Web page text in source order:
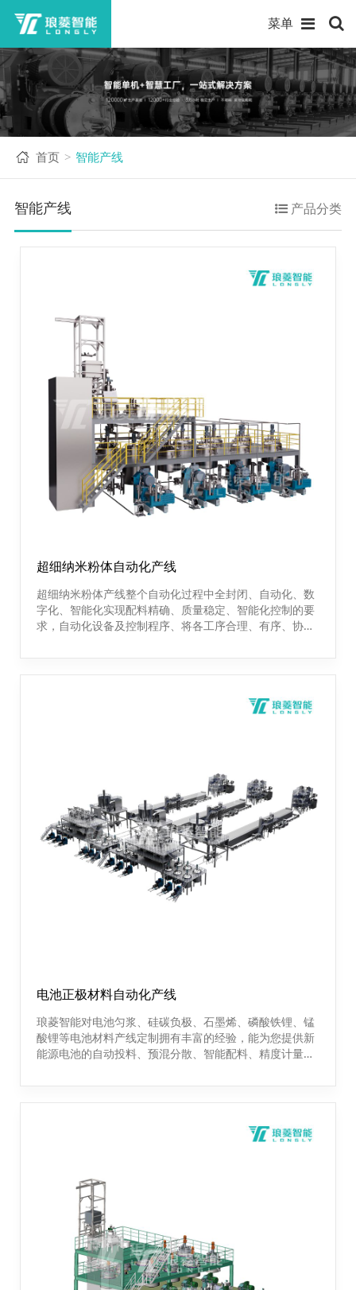
菜单
首页 > 智能产线
智能产线 产品分类
超细纳米粉体自动化产线
超细纳米粉体产线整个自动化过程中全封闭、自动化、数
字化、智能化实现配料精确、质量稳定、智能化控制的要
求，自动化设备及控制程序、将各工序合理、有序、协调
电池正极材料自动化产线
琅菱智能对电池匀浆、硅碳负极、石墨烯、磷酸铁锂、锰
酸锂等电池材料产线定制拥有丰富的经验，能为您提供新
能源电池的自动投料、预混分散、智能配料、精度计量、
字化、标准化、智能化解决方案。